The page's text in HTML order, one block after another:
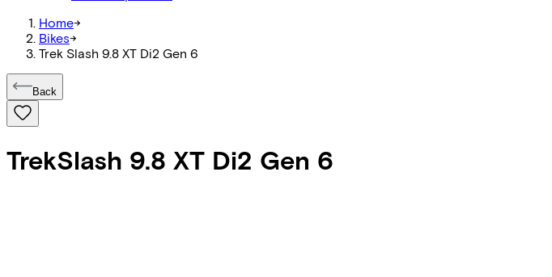
Home->
Bikes->
Trek Slash 9.8 XT Di2 Gen 6
Back
TrekSlash 9.8 XT Di2 Gen 6